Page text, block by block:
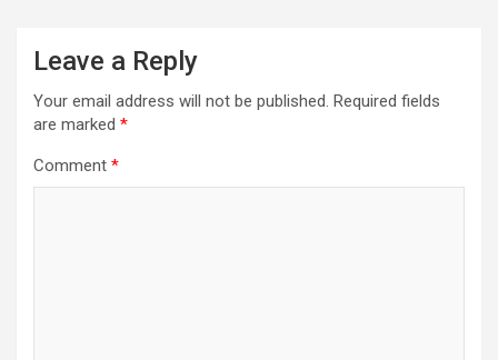
Leave a Reply
Your email address will not be published. Required fields
are marked *
Comment *